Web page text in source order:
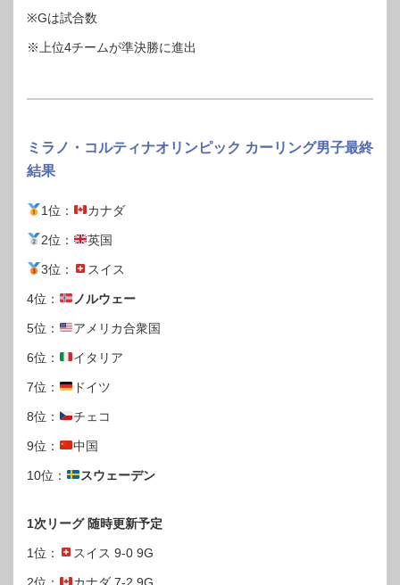
※Gは試合数
※上位4チームが準決勝に進出
ミラノ・コルティナオリンピック カーリング男子最終
結果
1位： カナダ
2位： 英国
3位： スイス
4位： ノルウェー
5位： アメリカ合衆国
6位： イタリア
7位： ドイツ
8位： チェコ
9位： 中国
10位： スウェーデン
1次リーグ 随時更新予定
1位： スイス 9-0 9G